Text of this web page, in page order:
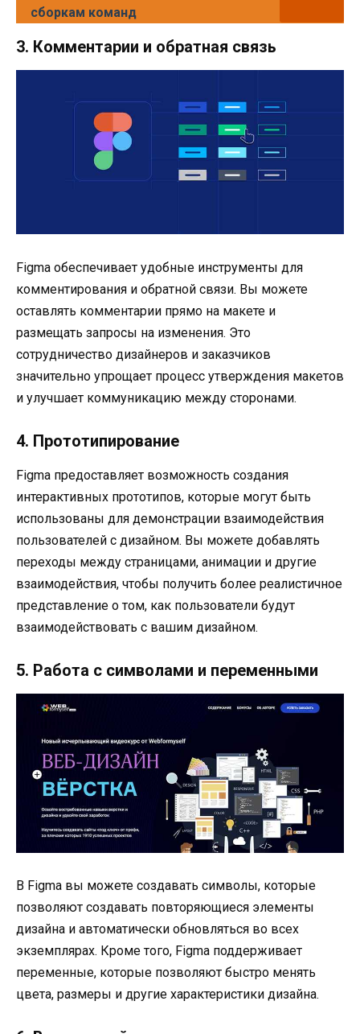
сборкам команд
3. Комментарии и обратная связь
Figma обеспечивает удобные инструменты для
комментирования и обратной связи. Вы можете
оставлять комментарии прямо на макете и
размещать запросы на изменения. Это
сотрудничество дизайнеров и заказчиков
значительно упрощает процесс утверждения макетов
и улучшает коммуникацию между сторонами.
4. Прототипирование
Figma предоставляет возможность создания
интерактивных прототипов, которые могут быть
использованы для демонстрации взаимодействия
пользователей с дизайном. Вы можете добавлять
переходы между страницами, анимации и другие
взаимодействия, чтобы получить более реалистичное
представление о том, как пользователи будут
взаимодействовать с вашим дизайном.
5. Работа с символами и переменными
В Figma вы можете создавать символы, которые
позволяют создавать повторяющиеся элементы
дизайна и автоматически обновляться во всех
экземплярах. Кроме того, Figma поддерживает
переменные, которые позволяют быстро менять
цвета, размеры и другие характеристики дизайна.